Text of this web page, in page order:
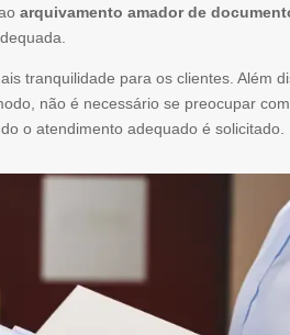
arquivamento amador de
tranquilidade para os clientes. Além
não é necessário se preocupar
o atendimento adequado é solicitado.